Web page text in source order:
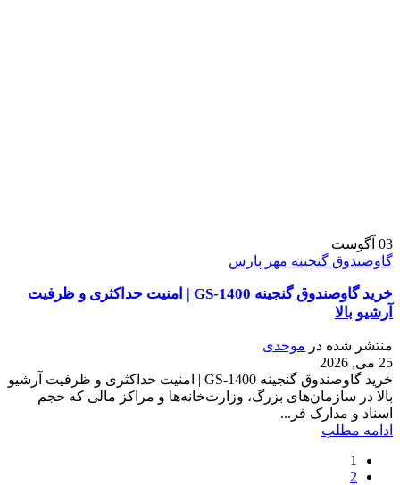
03 آگوست
گاوصندوق گنجینه مهر پارس
خرید گاوصندوق گنجینه GS-1400 | امنیت حداکثری و ظرفیت
آرشیو بالا
منتشر شده در موحدی
25 می, 2026
خرید گاوصندوق گنجینه GS-1400 | امنیت حداکثری و ظرفیت آرشیو
بالا در سازمان‌های بزرگ، وزارت‌خانه‌ها و مراکز مالی که حجم
اسناد و مدارک فر...
ادامه مطلب
1
2